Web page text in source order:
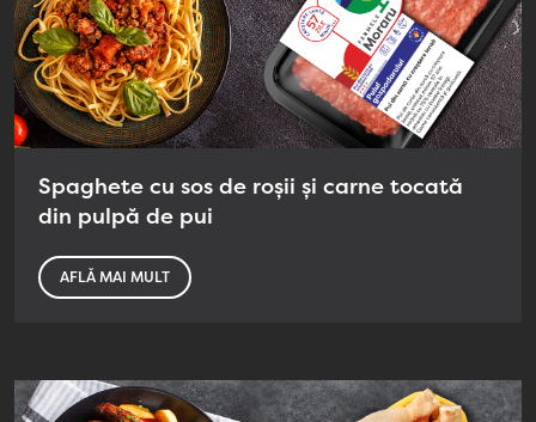
Spaghete cu sos de roșii și carne tocată
din pulpă de pui
AFLĂ MAI MULT